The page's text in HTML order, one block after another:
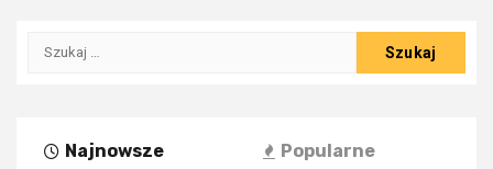
Szukaj:
Najnowsze Popularne